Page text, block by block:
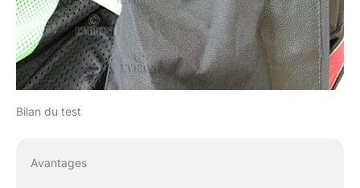
Bilan du test
Avantages